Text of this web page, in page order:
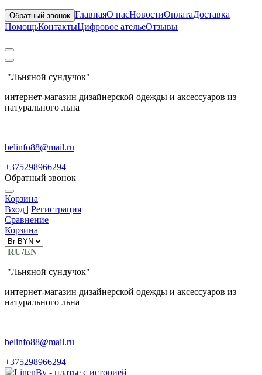
Обратный звонок ГлавнаяО насНовостиОплатаДоставка
ПомощьКонтактыЦифровое ательеОтзывы
"Льняной сундучок"
интернет-магазин дизайнерской одежды и аксессуаров из
натурального льна
belinfo88@mail.ru
+375298966294
Обратный звонок
Корзина
Вход | Регистрация
Сравнение
Корзина
RU/EN
"Льняной сундучок"
интернет-магазин дизайнерской одежды и аксессуаров из
натурального льна
belinfo88@mail.ru
+375298966294